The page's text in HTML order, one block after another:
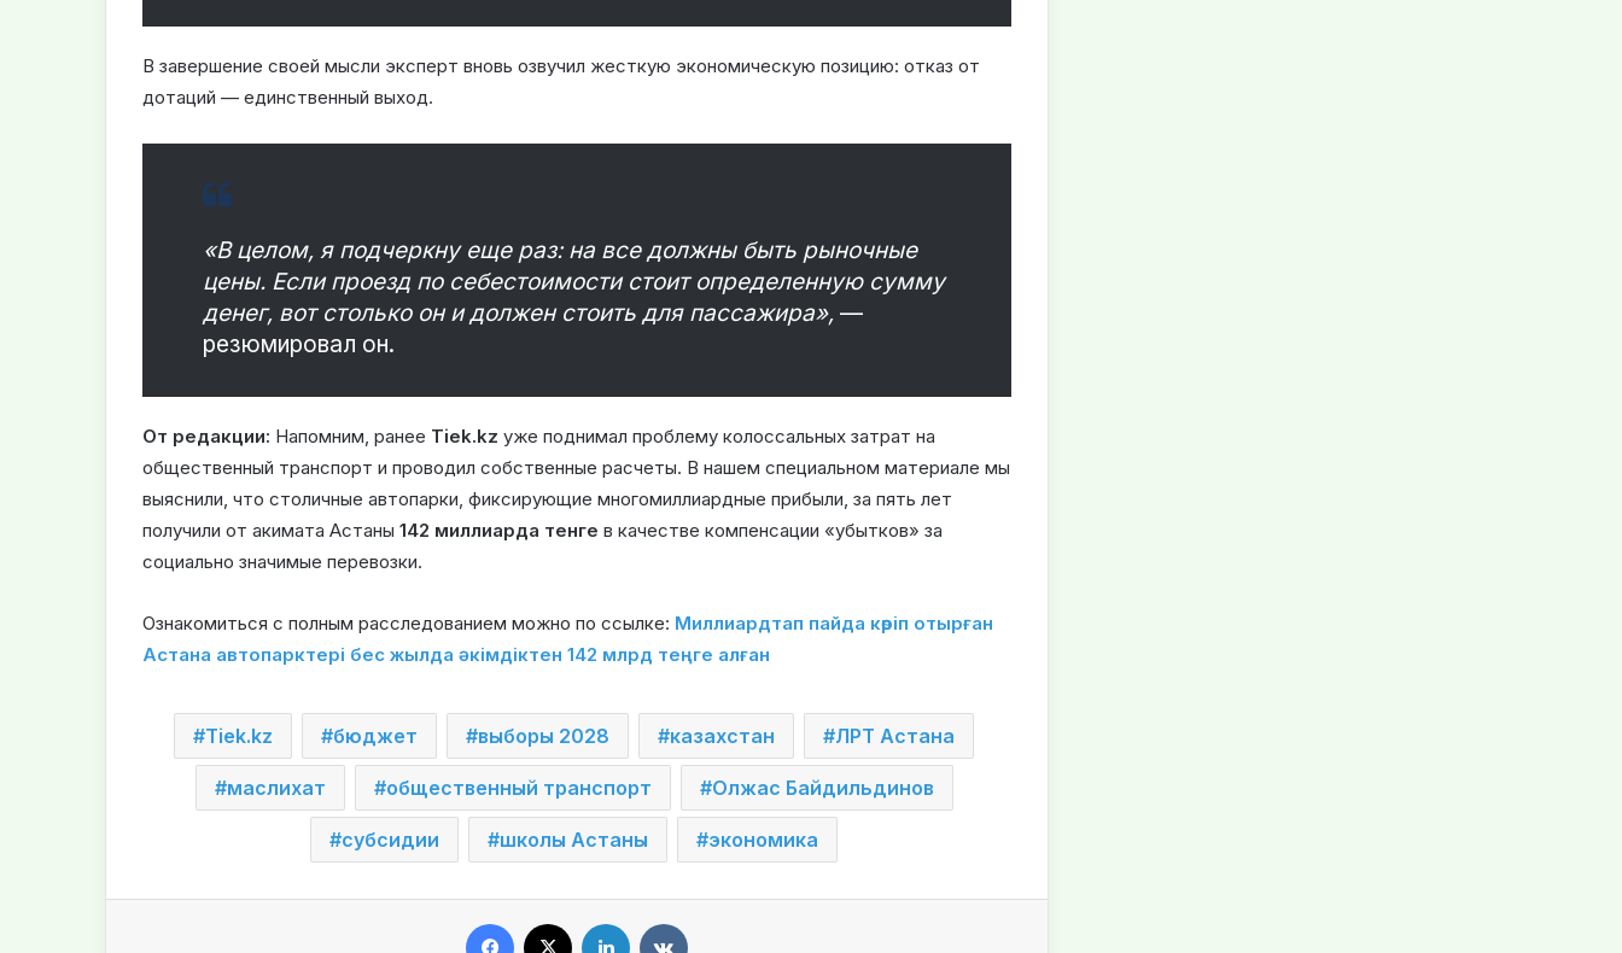
В завершение своей мысли эксперт вновь озвучил жесткую экономическую позицию: отказ от
дотаций — единственный выход.
«В целом, я подчеркну еще раз: на все должны быть рыночные
цены. Если проезд по себестоимости стоит определенную сумму
денег, вот столько он и должен стоить для пассажира», —
резюмировал он.
От редакции: Напомним, ранее Tiek.kz уже поднимал проблему колоссальных затрат на
общественный транспорт и проводил собственные расчеты. В нашем специальном материале мы
выяснили, что столичные автопарки, фиксирующие многомиллиардные прибыли, за пять лет
получили от акимата Астаны 142 миллиарда тенге в качестве компенсации «убытков» за
социально значимые перевозки.
Ознакомиться с полным расследованием можно по ссылке: Миллиардтап пайда көріп отырған
Астана автопарктері бес жылда әкімдіктен 142 млрд теңге алған
Tiek.kz бюджет выборы 2028 казахстан ЛРТ Астана
маслихат общественный транспорт Олжас Байдильдинов
субсидии школы Астаны экономика